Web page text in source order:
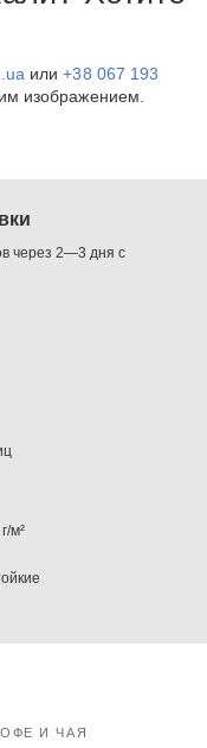
или+38 067 193
изображением.
через 2—3 дня с
м²
И ЧАЯ